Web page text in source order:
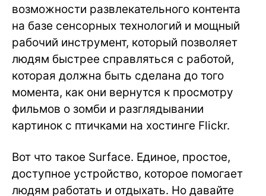
возможности развлекательного контента
на базе сенсорных технологий и мощный
рабочий инструмент, который позволяет
людям быстрее справляться с работой,
которая должна быть сделана до того
момента, как они вернутся к просмотру
фильмов о зомби и разглядывании
картинок с птичками на хостинге Flickr.
Вот что такое Surface. Единое, простое,
доступное устройство, которое помогает
людям работать и отдыхать. Но давайте